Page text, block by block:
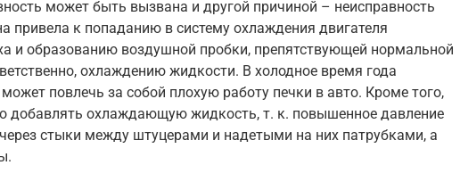
может быть вызвана и другой причиной – неисправность
привела к попаданию в систему охлаждения двигателя
и образованию воздушной пробки, препятствующей нормальной
охлаждению жидкости. В холодное время года
повлечь за собой плохую работу печки в авто. Кроме того,
добавлять охлаждающую жидкость, т. к. повышенное давление
стыки между штуцерами и надетыми на них патрубками, а